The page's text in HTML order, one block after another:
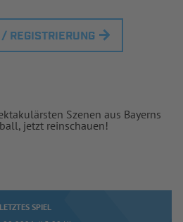
REGISTRIERUNG
Szenen aus Bayerns
jetzt reinschauen!
LETZTES SPIEL